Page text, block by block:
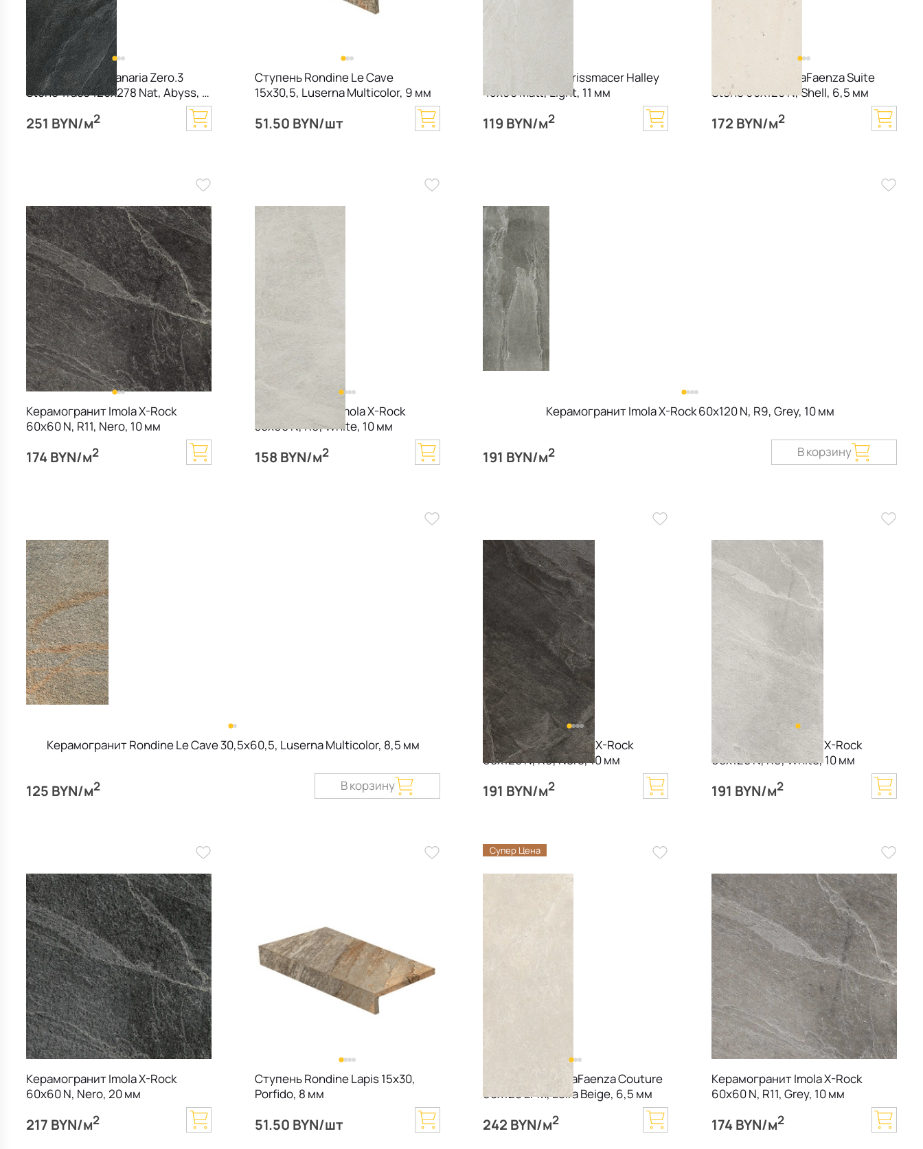
Керамогранит Panaria Zero.3
Stone Trace 120х278 Nat, Abyss, 6
251 BYN/м2
Ступень Rondine Le Cave
15х30,5, Luserna Multicolor, 9 мм
51.50 BYN/шт
Керамогранит Prissmacer Halley
45х90 Matt, Light, 11 мм
119 BYN/м2
Керамогранит LaFaenza Suite
Stone 60х120 N, Shell, 6,5 мм
172 BYN/м2
Керамогранит Imola X-Rock
60х60 N, R11, Nero, 10 мм
174 BYN/м2
Керамогранит Imola X-Rock
30х60 N, R9, White, 10 мм
158 BYN/м2
Керамогранит Imola X-Rock 60х120 N, R9, Grey, 10 мм
191 BYN/м2 В корзину
Керамогранит Rondine Le Cave 30,5х60,5, Luserna Multicolor, 8,5 мм
125 BYN/м2 В корзину
Керамогранит Imola X-Rock
60х120 N, R9, Nero, 10 мм
191 BYN/м2
Керамогранит Imola X-Rock
60х120 N, R9, White, 10 мм
191 BYN/м2
Керамогранит Imola X-Rock
60х60 N, Nero, 20 мм
217 BYN/м2
Ступень Rondine Lapis 15х30,
Porfido, 8 мм
51.50 BYN/шт
Супер Цена
Керамогранит LaFaenza Couture
60х120 LPM, Loira Beige, 6,5 мм
242 BYN/м2
Керамогранит Imola X-Rock
60х60 N, R11, Grey, 10 мм
174 BYN/м2